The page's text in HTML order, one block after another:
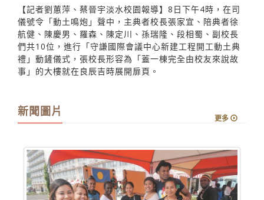
【記者劉蕙萍、蔡晉宇淡水校園報導】8日下午4時，在司
儀號令「動土鳴炮」聲中，主典者校長張家宜、陪典者徐
航健、陳慶男、羅森、陳定川、孫瑞隆、段相蜀、副校長
們共10位，進行「守謙國際會議中心新建工程開工動土典
禮」動鏟儀式，張校長形容為「蓋一棟完全由校友來說故
事」的大樓就在良辰吉時展開扉頁。
新聞圖片
更多